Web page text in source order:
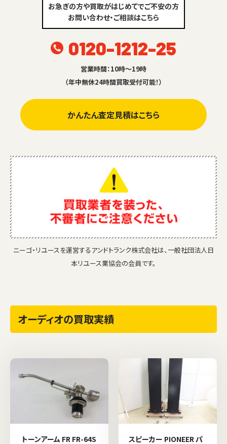
お急ぎの方や買取がはじめてでご不安の方
お問い合わせ・ご相談はこちら
0120-1212-25
営業時間：10時～19時
（年中無休24時間買取受付可能！）
かんたん査定見積はこちら
ニーゴ・リユースを運営するアンドトランク株式会社は、一般社団法人日
本リユース業協会の会員です。
オーディオの買取実績
トーンアーム FR FR-64S スピーカー PIONEER パ